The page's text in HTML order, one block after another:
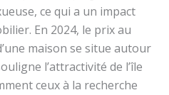
ce qui a un impact
En 2024, le prix au
maison se situe autour
l’attractivité de l’île
ceux à la recherche